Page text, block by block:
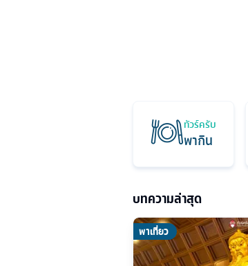
ทัวร์ครับ
พากิน
บทความล่าสุด
พาเที่ยว